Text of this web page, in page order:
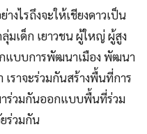
งไรถึงจะให้เชียงดาวเป็น
ลุ่มเด็ก เยาวชน ผู้ใหญ่ ผู้สูง
แบบการพัฒนาเมือง พัฒนา
เราจะร่วมกันสร้างพื้นที่การ
าร่วมกันออกแบบพื้นที่ร่วม
ร่วมกัน